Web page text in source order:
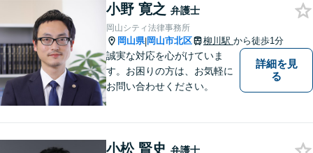
んなささいなことでも構いま
せん。お気軽にご相談くださ
い。【土曜日も受付可能】
【専用駐車場あり】
小野 寛之 弁護士
岡山シティ法律事務所
岡山県|岡山市北区 柳川駅 から徒歩1分
誠実な対応を心がけていま
す。お困りの方は、お気軽に
お問い合わせください。
詳細を見
る
小松 賢史 弁護士